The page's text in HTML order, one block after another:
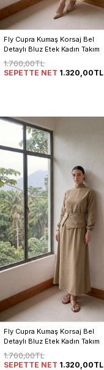
Fly Cupra Kumaş Korsaj Bel
Detaylı Bluz Etek Kadın Takım
1.760,00TL
SEPETTE NET 1.320,00TL
Fly Cupra Kumaş Korsaj Bel
Detaylı Bluz Etek Kadın Takım
1.760,00TL
SEPETTE NET 1.320,00TL